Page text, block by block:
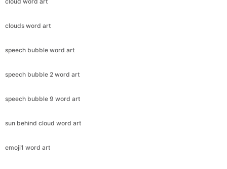
clouds word art
speech bubble word art
speech bubble 2 word art
speech bubble 9 word art
sun behind cloud word art
emoji1 word art